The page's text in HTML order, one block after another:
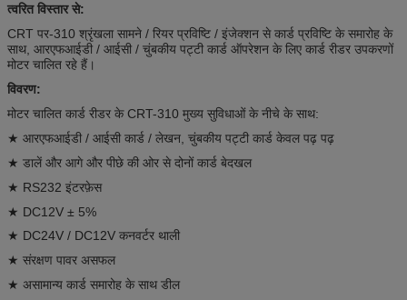
त्वरित विस्तार से:
CRT पर-310 श्रृंखला सामने / रियर प्रविष्टि / इंजेक्शन से कार्ड प्रविष्टि के समारोह के
साथ, आरएफआईडी / आईसी / चुंबकीय पट्टी कार्ड ऑपरेशन के लिए कार्ड रीडर उपकरणों
मोटर चालित रहे हैं।
विवरण:
मोटर चालित कार्ड रीडर के CRT-310 मुख्य सुविधाओं के नीचे के साथ:
★ आरएफआईडी / आईसी कार्ड / लेखन, चुंबकीय पट्टी कार्ड केवल पढ़ पढ़
★ डालें और आगे और पीछे की ओर से दोनों कार्ड बेदखल
★ RS232 इंटरफ़ेस
★ DC12V ± 5%
★ DC24V / DC12V कनवर्टर थाली
★ संरक्षण पावर असफल
★ असामान्य कार्ड समारोह के साथ डील